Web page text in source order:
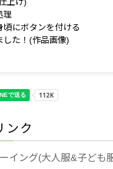
理
にボタンを付ける
た！(作品画像)
ンク
イング(大人服&子ども